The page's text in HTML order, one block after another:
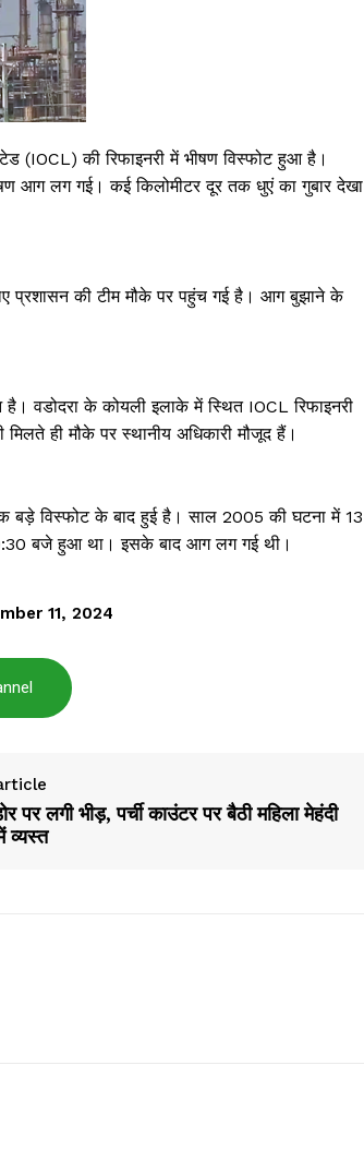
My account
(IOCL) की रिफाइनरी में भीषण विस्फोट हुआ है।
आग लग गई। कई किलोमीटर दूर तक धुएं का गुबार देखा
प्रशासन की टीम मौके पर पहुंच गई है। आग बुझाने के
वडोदरा के कोयली इलाके में स्थित IOCL रिफाइनरी
ही मौके पर स्थानीय अधिकारी मौजूद हैं।
बड़े विस्फोट के बाद हुई है। साल 2005 की घटना में 13
बजे हुआ था। इसके बाद आग लग गई थी।
11, 2024
पर लगी भीड़, पर्ची काउंटर पर बैठी महिला मेहंदी
व्यस्त